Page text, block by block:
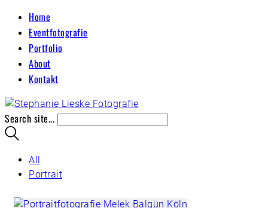
Home
Eventfotografie
Portfolio
About
Kontakt
Search site...
All
Portrait